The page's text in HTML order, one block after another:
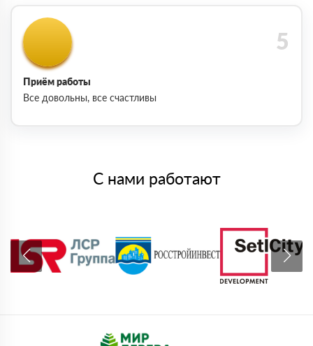
Приём работы
Все довольны, все счастливы
С нами работают